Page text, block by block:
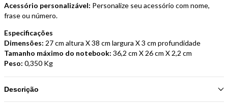
Acessório personalizável: Personalize seu acessório com nome,
frase ou número.
Especificações
Dimensões: 27 cm altura X 38 cm largura X 3 cm profundidade
Tamanho máximo do notebook: 36,2 cm X 26 cm X 2,2 cm
Peso: 0,350 Kg
Descrição